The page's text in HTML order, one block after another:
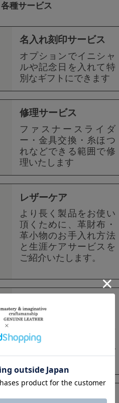
各種サービス
名入れ刻印サービス
オプションでイニシャ
ルや記念日を入れて特
別なギフトにできます
修理サービス
ファスナースライダ
ー・金具交換・糸ほつ
れなどできる範囲で修
理いたします
レザーケア
より長く製品をお使い
頂くために、革財布・
革小物のお手入れ方法
と生涯ケアサービスを
ご紹介いたします。
大切な贈り物にぴった
りのmicオリジナル無料
ラッピング・メッセー
ジカードについてのご
ショッピングガイド